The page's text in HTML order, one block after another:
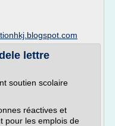
lettre
soutien scolaire
réactives et
pour les emplois de